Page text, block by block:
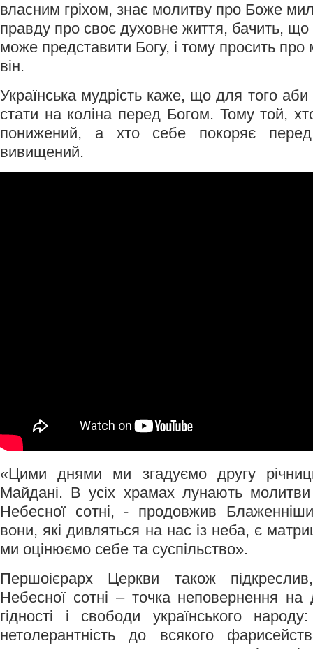
власним гріхом, знає молитву про Боже
правду про своє духовне життя, бачить, що
може представити Богу, і тому просить
він.
Українська мудрість каже, що для того аби
стати на коліна перед Богом. Тому той,
понижений, а хто себе покоряє
вивищений.
«Цими днями ми згадуємо другу
Майдані. В усіх храмах лунають
Небесної сотні, - продовжив
вони, які дивляться на нас із неба, є
ми оцінюємо себе та суспільство».
Першоієрарх Церкви також
Небесної сотні – точка неповернення на
гідності і свободи українського
нетолерантність до всякого